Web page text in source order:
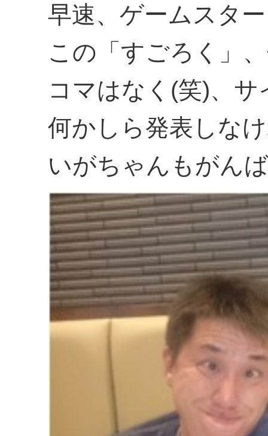
早速、ゲームスタ
この「すごろく」
コマはなく(笑)、
何かしら発表しな
いがちゃんもがん